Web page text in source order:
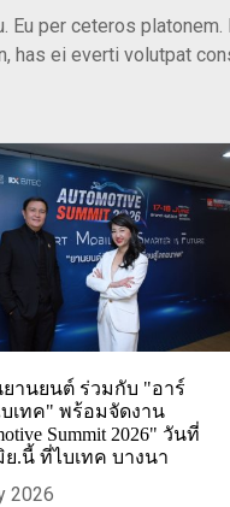
per ceteros
has ei everti volutpat
านยนต์ ร่วมกับ "อาร์
บเทค" พร้อมจัดงาน
Summit 2026" วันที่
ย.นี้ ที่ไบเทค บางนา
2026